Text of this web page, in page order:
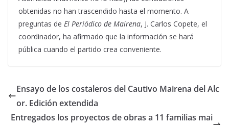
obtenidas no han trascendido hasta el momento. A
preguntas de El Periódico de Mairena, J. Carlos Copete, el
coordinador, ha afirmado que la información se hará
pública cuando el partido crea conveniente.
Ensayo de los costaleros del Cautivo Mairena del Alc
or. Edición extendida
Entregados los proyectos de obras a 11 familias mai